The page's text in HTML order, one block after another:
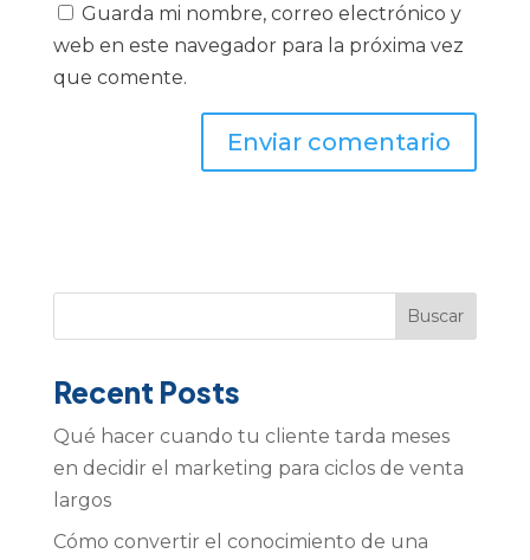
Guarda mi nombre, correo electrónico y
web en este navegador para la próxima vez
que comente.
Buscar
Recent Posts
Qué hacer cuando tu cliente tarda meses
en decidir el marketing para ciclos de venta
largos
Cómo convertir el conocimiento de una